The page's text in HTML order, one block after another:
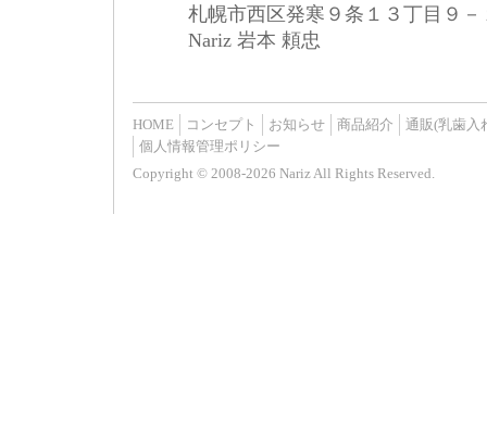
札幌市西区発寒９条１３丁目９－
Nariz 岩本 頼忠
HOME コンセプト お知らせ 商品紹介
通販(乳歯入
個人情報管理ポリシー
Copyright © 2008-2026 Nariz All Rights Reserved.